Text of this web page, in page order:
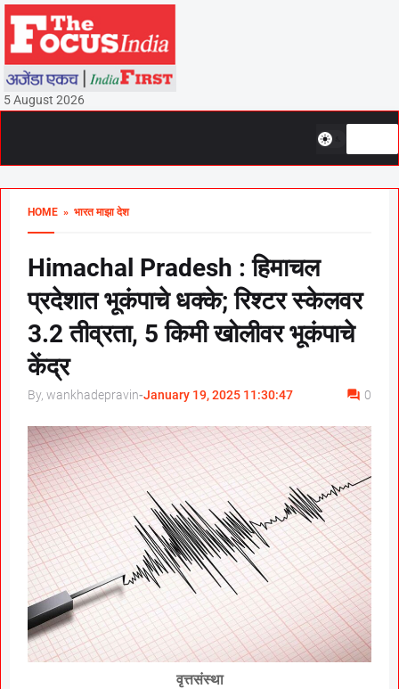
5 August 2026
HOME » भारत माझा देश
Himachal Pradesh : हिमाचल
प्रदेशात भूकंपाचे धक्के; रिश्टर स्केलवर
3.2 तीव्रता, 5 किमी खोलीवर भूकंपाचे
केंद्र
By, wankhadepravin-January 19, 2025 11:30:47 0
वृत्तसंस्था